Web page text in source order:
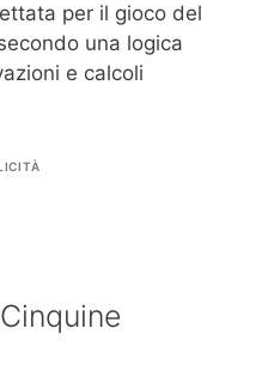
per il gioco del
una logica
e calcoli